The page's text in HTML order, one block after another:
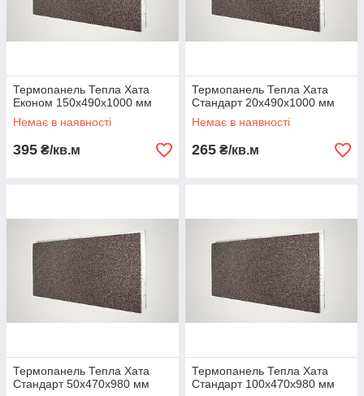
Термопанель Тепла Хата
Економ 150х490х1000 мм
Немає в наявності
395 ₴/кв.м
Термопанель Тепла Хата
Стандарт 20х490х1000 мм
Немає в наявності
265 ₴/кв.м
Термопанель Тепла Хата
Стандарт 50х470х980 мм
Термопанель Тепла Хата
Стандарт 100х470х980 мм